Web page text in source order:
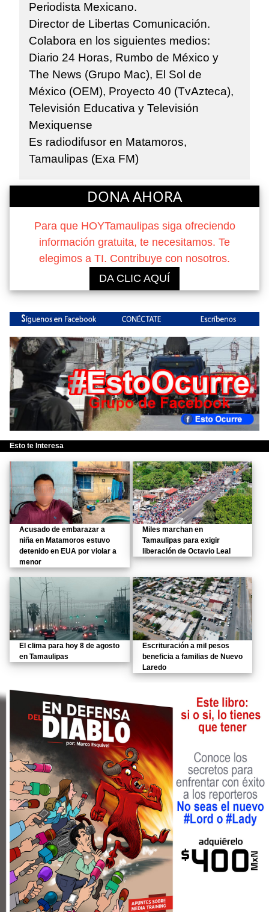
Periodista Mexicano.
Director de Libertas Comunicación.
Colabora en los siguientes medios:
Diario 24 Horas, Rumbo de México y
The News (Grupo Mac), El Sol de
México (OEM), Proyecto 40 (TvAzteca),
Televisión Educativa y Televisión
Mexiquense
Es radiodifusor en Matamoros,
Tamaulipas (Exa FM)
DONA AHORA
Para que HOYTamaulipas siga ofreciendo
información gratuita, te necesitamos. Te
elegimos a TI. Contribuye con nosotros.
DA CLIC AQUÍ
Esto te Interesa
Acusado de embarazar a
niña en Matamoros estuvo
detenido en EUA por violar a
menor
Miles marchan en
Tamaulipas para exigir
liberación de Octavio Leal
El clima para hoy 8 de agosto
en Tamaulipas
Escrituración a mil pesos
beneficia a familias de Nuevo
Laredo